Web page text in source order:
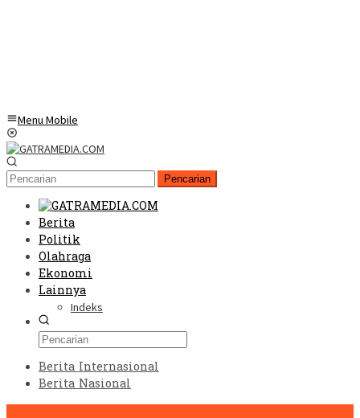
Menu Mobile
Pencarian
Berita
Politik
Olahraga
Ekonomi
Lainnya
Indeks
Berita Internasional
Berita Nasional